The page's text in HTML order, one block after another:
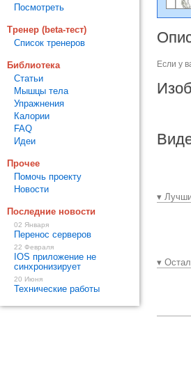
Если у
▾
▾
Посмотреть
Тренер (beta-тест)
Список тренеров
Библиотека
Статьи
Мышцы тела
Упражнения
Калории
FAQ
Идеи
Прочее
Помочь проекту
Новости
Последние новости
02 Января
Перенос серверов
22 Февраля
IOS приложение не
синхронизирует
20 Июня
Технические работы